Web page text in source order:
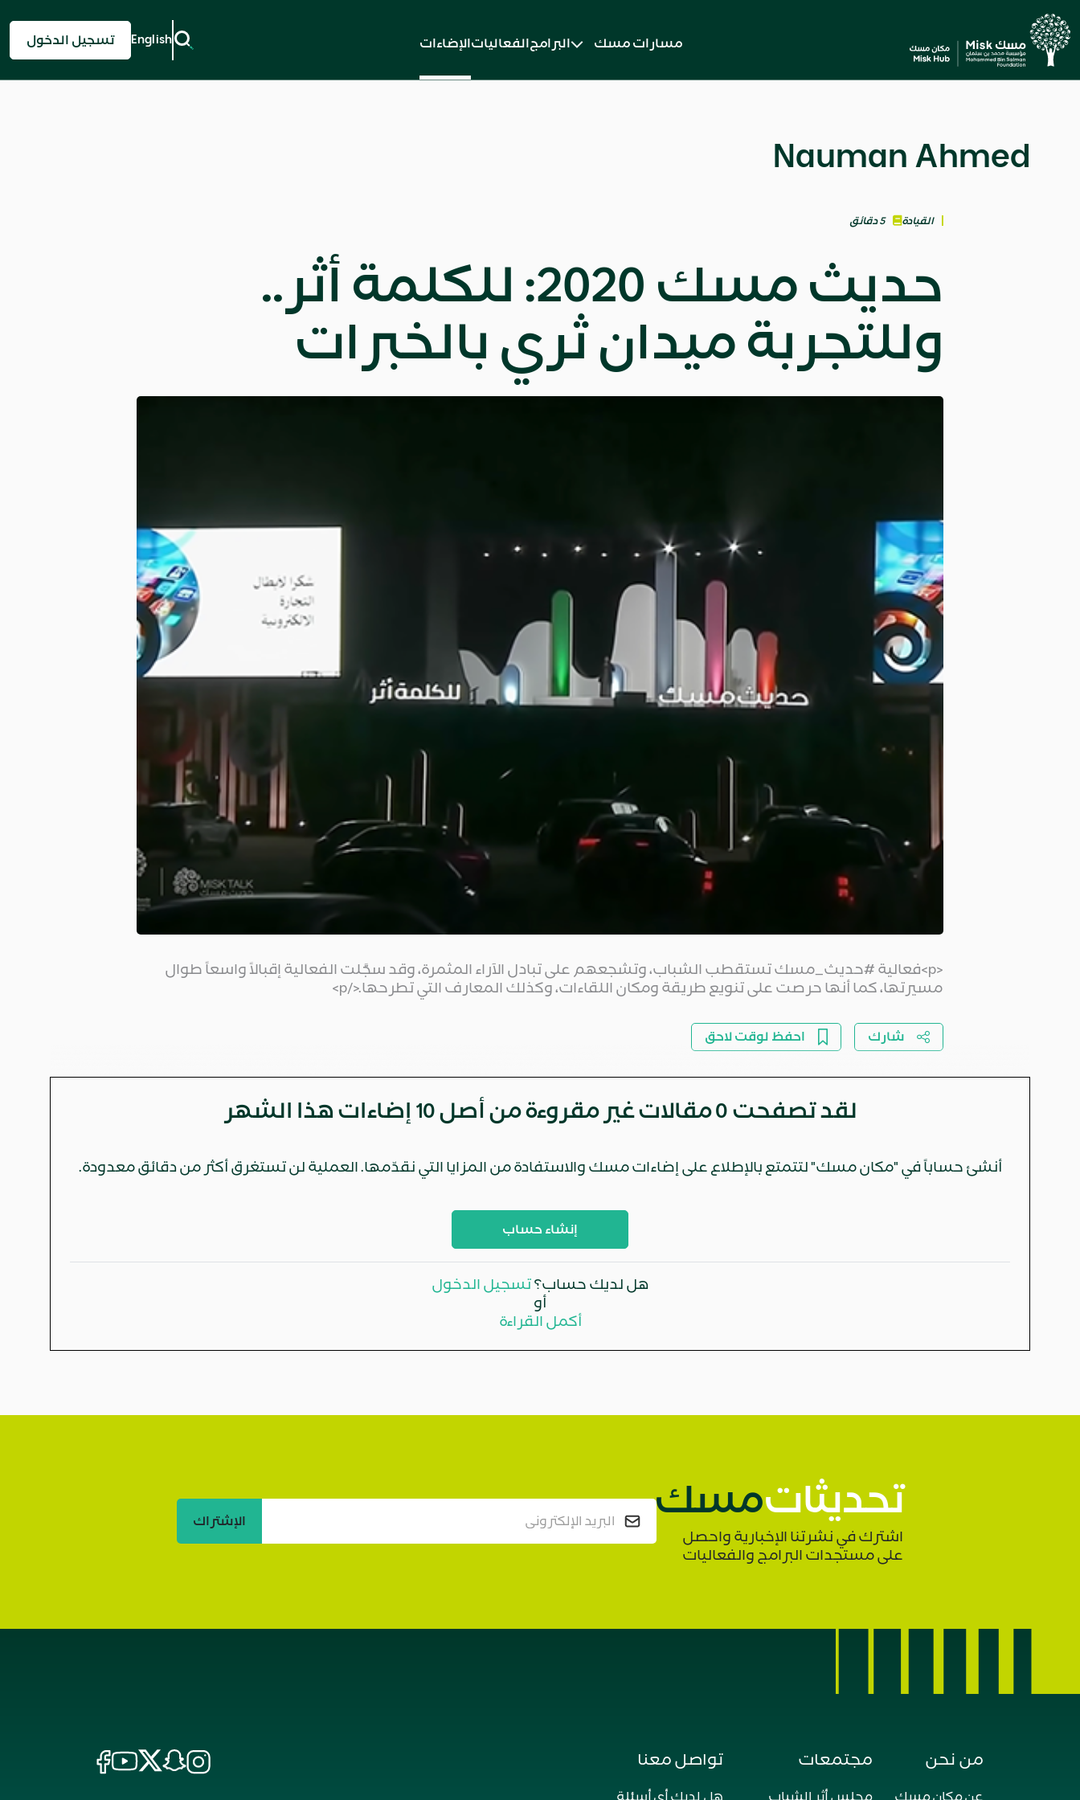
مسارات مسك البرامجالفعالياتالإضاءات English تسجيل الدخول
Nauman Ahmed
القيادة 5 دقائق
حديث مسك 2020: للكلمة أثر..
وللتجربة ميدان ثري بالخبرات
<p>فعالية #حديث_مسك​ تستقطب الشباب، وتشجعهم على تبادل الآراء المثمرة، وقد سجَّلت الفعالية إقبالاً واسعاً طوال
مسيرتها، كما أنها حرصت على تنويع طريقة ومكان اللقاءات، وكذلك المعارف التي تطرحها.</p>
شارك احفظ لوقت لاحق
لقد تصفحت 0مقالات غير مقروءة من أصل 10 إضاءات هذا الشهر
أنشئ حساباً في "مكان مسك" لتتمتع بالإطلاع على إضاءات مسك والاستفادة من المزايا التي نقدّمها. العملية لن تستغرق أكثر من دقائق معدودة.
إنشاء حساب
هل لديك حساب؟ تسجيل الدخول
أو
أكمل القراءة
مسكتحديثات
اشترك في نشرتنا الإخبارية واحصل
على مستجدات البرامج والفعاليات
الإشتراك
من نحن
عن مكان مسك
مجتمعات
مجلس أثر الشباب
تواصل معنا
هل لديك أي أسئلة